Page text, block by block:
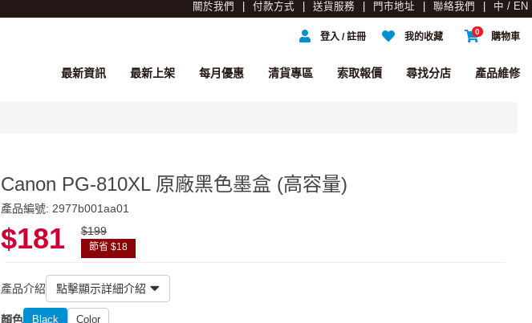
關於我們 付款方式 送貨服務 門市地址 聯絡我們 中 / EN
0 購物車
我的收藏
登入 / 註冊
產品維修
尋找分店
索取報價
清貨專區
每月優惠
最新上架
最新資訊
Canon PG-810XL 原廠黑色墨盒 (高容量)
產品編號: 2977b001aa01
$181 $199
節省 $18
產品介紹 點擊顯示詳細介紹
顏色 Black Color